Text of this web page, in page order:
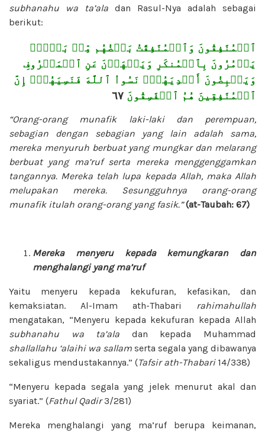
subhanahu wa ta’ala dan Rasul-Nya adalah sebagai
berikut:
ٱلۡمُنَٰفِقُونَ وَٱلۡمُنَٰفِقَٰتُ بَعۡضُهُم مِّنۢ بَعۡضٖۚ
يَأۡمُرُونَ بِٱلۡمُنكَرِ وَيَنۡهَوۡنَ عَنِ ٱلۡمَعۡرُوفِ
وَيَقۡبِضُونَ أَيۡدِيَهُمۡۚ نَسُواْ ٱللَّهَ فَنَسِيَهُمۡۚ إِنَّ
ٱلۡمُنَٰفِقِينَ هُمُ ٱلۡفَٰسِقُونَ
“Orang-orang munafik laki-laki dan perempuan,
sebagian dengan sebagian yang lain adalah sama,
mereka menyuruh berbuat yang mungkar dan melarang
berbuat yang ma’ruf serta mereka menggenggamkan
tangannya. Mereka telah lupa kepada Allah, maka Allah
melupakan mereka. Sesungguhnya orang-orang
munafik itulah orang-orang yang fasik.”(at-Taubah: 67)
Mereka menyeru kepada kemungkaran dan
menghalangi yang ma’ruf
Yaitu menyeru kepada kekufuran, kefasikan, dan
kemaksiatan. Al-Imam ath-Thabari
rahimahullah
mengatakan, “Menyeru kepada kekufuran kepada Allah
subhanahu wa ta’ala dan kepada Muhammad
shallallahu ‘alaihi wa sallam serta segala yang dibawanya
sekaligus mendustakannya.” (Tafsir ath-Thabari 14/338)
“Menyeru kepada segala yang jelek menurut akal dan
syariat.” (Fathul Qadir3/281)
Mereka menghalangi yang ma’ruf berupa keimanan,